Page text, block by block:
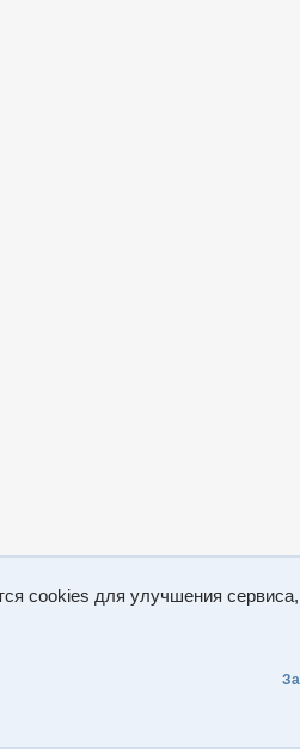
cookies для улучшения